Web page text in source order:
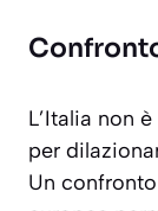
L’Italia non
per
Un